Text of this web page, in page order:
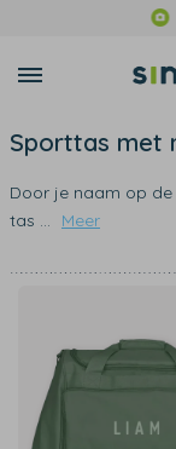
Sporttas met
Door je naam op
tas ... Meer